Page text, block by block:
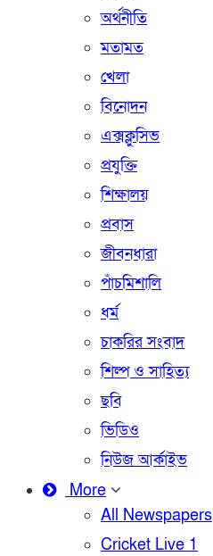
অর্থনীতি
মতামত
খেলা
বিনোদন
এক্সক্লুসিভ
প্রযুক্তি
শিক্ষালয়
প্রবাস
জীবনধারা
পাঁচমিশালি
ধর্ম
চাকরির সংবাদ
শিল্প ও সাহিত্য
ছবি
ভিডিও
নিউজ আর্কাইভ
More
All Newspapers
Cricket Live 1